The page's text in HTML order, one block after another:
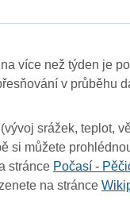
více než týden je
v průběhu
srážek, teplot,
si můžete
stránce Počasí -
na stránce